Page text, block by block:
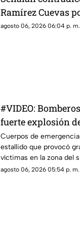
Ramírez Cuevas
publicidad oficial y
agosto 06, 2026 06:04 p. m.
#VIDEO:
fuerte explosión
Cuerpos de
estallido que provocó
víctimas en la zona del
agosto 06, 2026 05:54 p. m.